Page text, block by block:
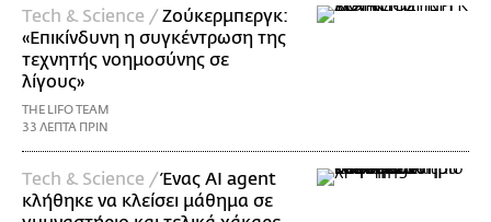
Τech & Science / Ζούκερμπεργκ:
«Επικίνδυνη η συγκέντρωση της
τεχνητής νοημοσύνης σε
λίγους»
THE LIFO TEAM
33 ΛΕΠΤΑ ΠΡΙΝ
Τech & Science /Ένας AI agent
κλήθηκε να κλείσει μάθημα σε